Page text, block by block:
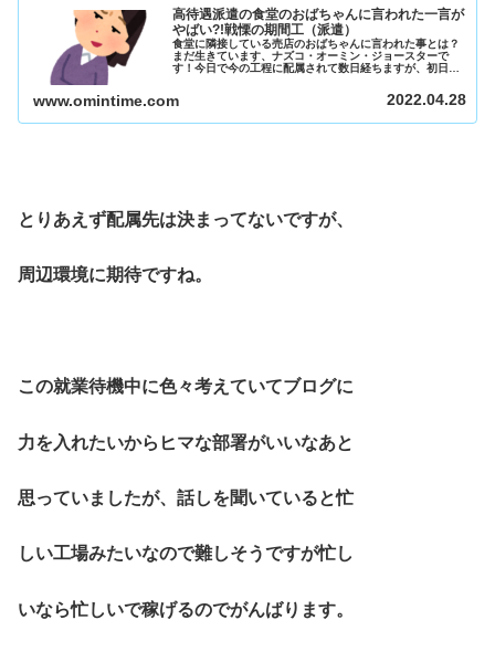
高待遇派遣の食堂のおばちゃんに言われた一言が
やばい?!戦慄の期間工（派遣）
食堂に隣接している売店のおばちゃんに言われた事とは？
まだ生きています、ナズコ・オーミン・ジョースターで
す！今日で今の工程に配属されて数日経ちますが、初日に
www.omintime.com 2022.04.28
とりあえず配属先は決まってないですが、
周辺環境に期待ですね。
この就業待機中に色々考えていてブログに
力を入れたいからヒマな部署がいいなあと
思っていましたが、話しを聞いていると忙
しい工場みたいなので難しそうですが忙し
いなら忙しいで稼げるのでがんばります。